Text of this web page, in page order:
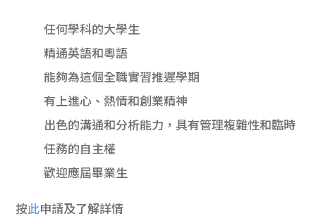
任何學科的大學生
精通英語和粵語
能夠為這個全職實習推遲學期
有上進心、熱情和創業精神
出色的溝通和分析能力，具有管理複雜性和臨時
任務的自主權
歡迎應屆畢業生
按此申請及了解詳情